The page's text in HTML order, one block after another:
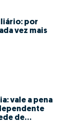
por
vez mais
vale a pena
de